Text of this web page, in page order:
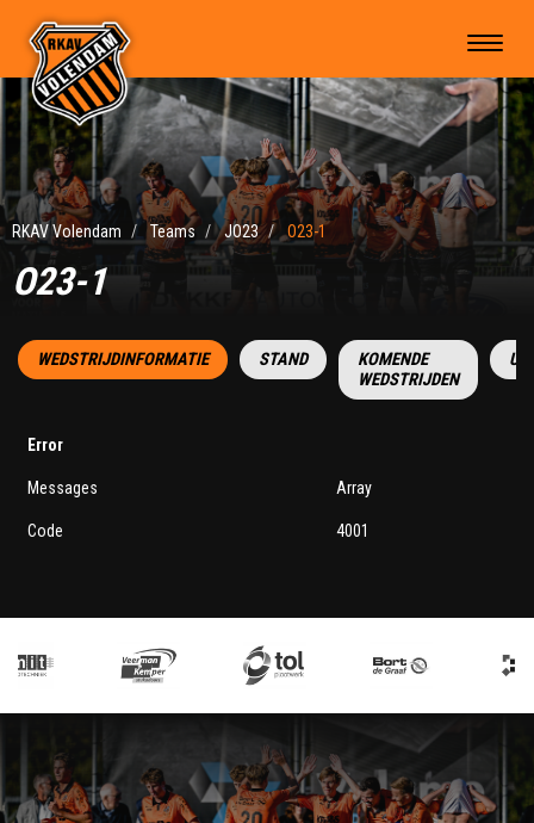
RKAV Volendam Teams JO23 O23-1
O23-1
WEDSTRIJDINFORMATIE STAND
KOMENDE
WEDSTRIJDEN
Error
Messages Array
Code 4001